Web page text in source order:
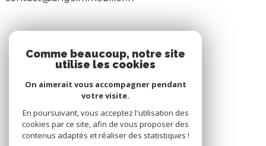
Nous adhérons
Comme beaucoup, notre site
utilise les cookies
On aimerait vous accompagner pendant
votre visite.
En poursuivant, vous acceptez l'utilisation des
cookies par ce site, afin de vous proposer des
contenus adaptés et réaliser des statistiques !